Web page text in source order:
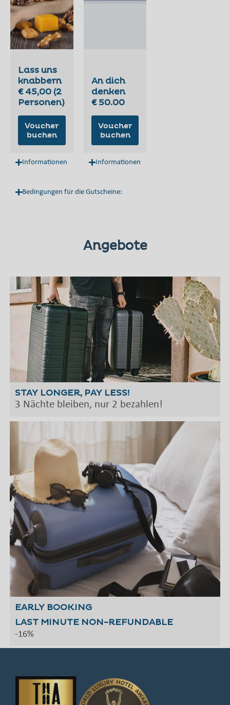
Lass uns
knabbern
€ 45,00 (2
Personen)
Voucher
buchen
Informationen
An dich
denken
€ 50.00
Voucher
buchen
Informationen
Bedingungen für die Gutscheine:
Angebote
STAY LONGER, PAY LESS!
3 Nächte bleiben, nur 2 bezahlen!
EARLY BOOKING
-35% auf Ihren Aufenthalt
LAST MINUTE NON-REFUNDABLE
-16%